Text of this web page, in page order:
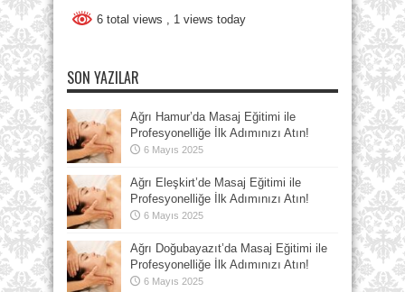
6 total views , 1 views today
SON YAZILAR
Ağrı Hamur’da Masaj Eğitimi ile
Profesyonelliğe İlk Adımınızı Atın!
6 Mayıs 2025
Ağrı Eleşkirt’de Masaj Eğitimi ile
Profesyonelliğe İlk Adımınızı Atın!
6 Mayıs 2025
Ağrı Doğubayazıt’da Masaj Eğitimi ile
Profesyonelliğe İlk Adımınızı Atın!
6 Mayıs 2025